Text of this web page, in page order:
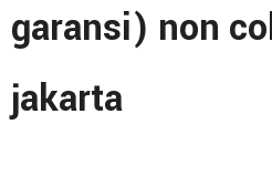
garansi) non
jakarta